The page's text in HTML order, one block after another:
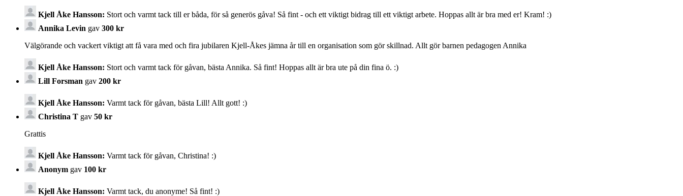
Kjell Åke Hansson: Stort och varmt tack till er båda, för så generös gåva! Så fint - och ett viktigt bidrag till ett viktigt arbete. Hoppas allt är bra med er! Kram! :)
Annika Levin gav 300 kr
Välgörande och vackert viktigt att få vara med och fira jubilaren Kjell-Åkes jämna år till en organisation som gör skillnad. Allt gör barnen pedagogen Annika
Kjell Åke Hansson: Stort och varmt tack för gåvan, bästa Annika. Så fint! Hoppas allt är bra ute på din fina ö. :)
Lill Forsman gav 200 kr
Kjell Åke Hansson: Varmt tack för gåvan, bästa Lill! Allt gott! :)
Christina T gav 50 kr
Grattis
Kjell Åke Hansson: Varmt tack för gåvan, Christina! :)
Anonym gav 100 kr
Kjell Åke Hansson: Varmt tack, du anonyme! Så fint! :)